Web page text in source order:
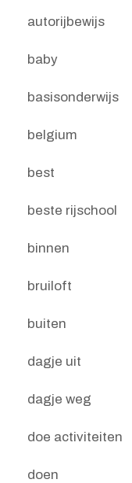
autorijbewijs
baby
basisonderwijs
belgium
best
beste rijschool
binnen
bruiloft
buiten
dagje uit
dagje weg
doe activiteiten
doen